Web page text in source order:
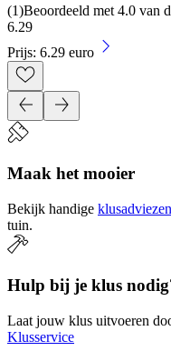
(1)Beoordeeld met 4.0 van
6.29
Prijs: 6.29 euro
Maak het mooier
Bekijk handige klusadviezen
tuin.
Hulp bij je klus
Laat jouw klus uitvoeren
Klusservice